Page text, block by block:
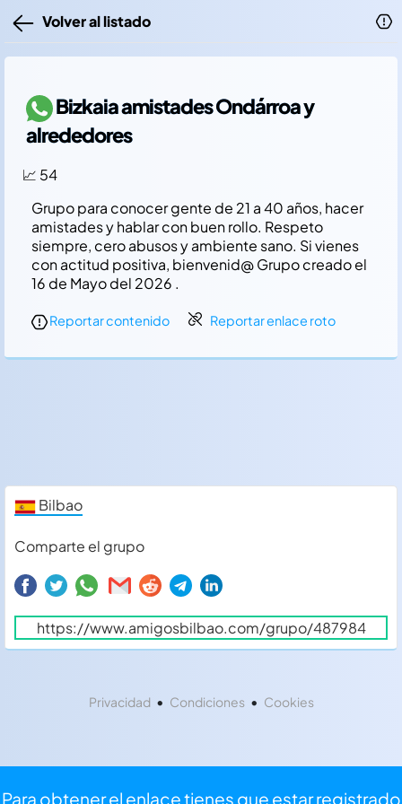
Volver al listado
Bizkaia amistades Ondárroa y
alrededores
📈 54
Grupo para conocer gente de 21 a 40 años, hacer
amistades y hablar con buen rollo. Respeto
siempre, cero abusos y ambiente sano. Si vienes
con actitud positiva, bienvenid@ Grupo creado el
16 de Mayo del 2026 .
Para obtener el enlace tienes que estar registrado
Reportar contenido Reportar enlace roto
Bilbao
Comparte el grupo
Privacidad• Condiciones• Cookies